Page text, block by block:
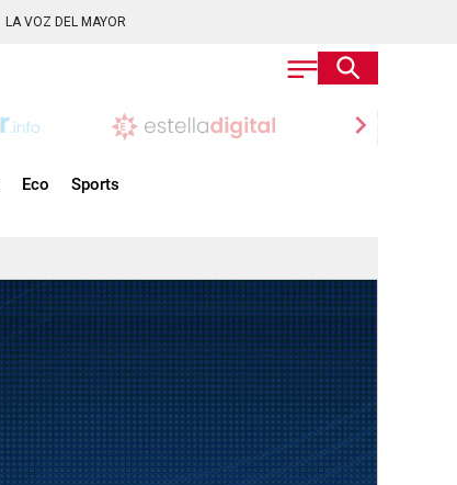
LA VOZ DEL MAYOR
chevron_right
Eco Sports